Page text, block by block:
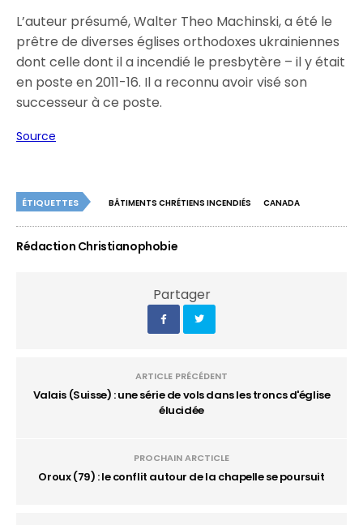
L’auteur présumé, Walter Theo Machinski, a été le
prêtre de diverses églises orthodoxes ukrainiennes
dont celle dont il a incendié le presbytère – il y était
en poste en 2011-16. Il a reconnu avoir visé son
successeur à ce poste.
Source
ÉTIQUETTES BÂTIMENTS CHRÉTIENS INCENDIÉS CANADA
Rédaction Christianophobie
Partager
ARTICLE PRÉCÉDENT
Valais (Suisse) : une série de vols dans les troncs d'église
élucidée
PROCHAIN ARCTICLE
Oroux (79) : le conflit autour de la chapelle se poursuit